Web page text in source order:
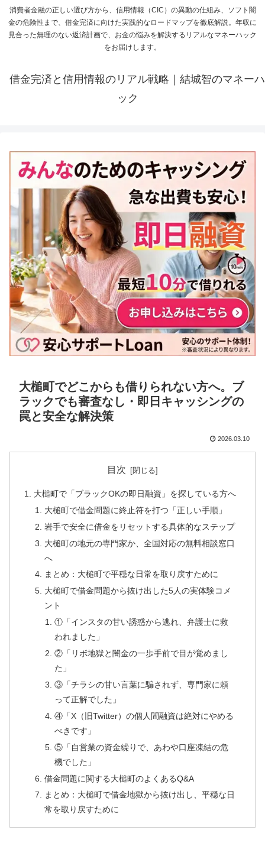
消費者金融の正しい選び方から、信用情報（CIC）の異動の仕組み、ソフト闇
金の危険性まで、借金完済に向けた実践的なロードマップを徹底解説。年収に
見合った無理のない返済計画で、お金の悩みを解決するリアルなマネーハック
をお届けします。
借金完済と信用情報のリアル戦略｜結城智のマネーハ
ック
大槌町でどこからも借りられない方へ。ブ
ラックでも審査なし・即日キャッシングの
罠と安全な解決策
2026.03.10
目次
大槌町で「ブラックOKの即日融資」を探している方へ
大槌町で借金問題に終止符を打つ「正しい手順」
岩手で安全に借金をリセットする具体的なステップ
大槌町の地元の専門家か、全国対応の無料相談窓口
へ
まとめ：大槌町で平穏な日常を取り戻すために
大槌町で借金問題から抜け出した5人の実体験コメ
ント
①「インスタの甘い誘惑から逃れ、弁護士に救
われました」
②「リボ地獄と闇金の一歩手前で目が覚めまし
た」
③「チラシの甘い言葉に騙されず、専門家に頼
って正解でした」
④「X（旧Twitter）の個人間融資は絶対にやめる
べきです」
⑤「自営業の資金繰りで、あわや口座凍結の危
機でした」
借金問題に関する大槌町のよくあるQ&A
まとめ：大槌町で借金地獄から抜け出し、平穏な日
常を取り戻すために